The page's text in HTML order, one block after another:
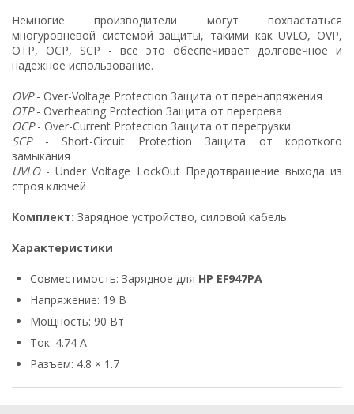
Немногие производители могут похвастаться
многуровневой системой защиты, такими как UVLO, OVP,
OTP, OCP, SCP - все это обеспечивает долговечное и
надежное использование.
OVP- Over-Voltage Protection Защита от перенапряжения
OTP- Overheating Protection Защита от перегрева
OCP- Over-Current Protection Защита от перегрузки
SCP- Short-Circuit Protection Защита от короткого
замыкания
UVLO- Under Voltage LockOut Предотвращение выхода из
строя ключей
Комплект: Зарядное устройство, силовой кабель.
Характеристики
Совместимость: Зарядное для HP EF947PA
Напряжение: 19 В
Мощность: 90 Вт
Ток: 4.74 А
Разъем: 4.8 × 1.7